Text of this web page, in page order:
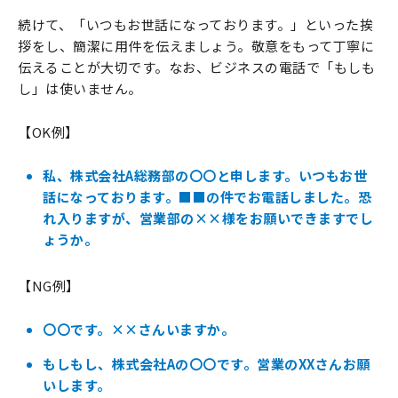
続けて、「いつもお世話になっております。」といった挨
拶をし、簡潔に用件を伝えましょう。敬意をもって丁寧に
伝えることが大切です。なお、ビジネスの電話で「もしも
し」は使いません。
【OK例】
私、株式会社A総務部の〇〇と申します。いつもお世
話になっております。■■の件でお電話しました。恐
れ入りますが、営業部の××様をお願いできますでし
ょうか。
【NG例】
〇〇です。××さんいますか。
もしもし、株式会社Aの〇〇です。営業のXXさんお願
いします。